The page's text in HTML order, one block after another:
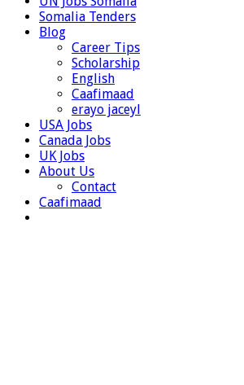
Somalia Tenders
Blog
Career Tips
Scholarship
English
Caafimaad
erayo jaceyl
USA Jobs
Canada Jobs
UK Jobs
About Us
Contact
Caafimaad